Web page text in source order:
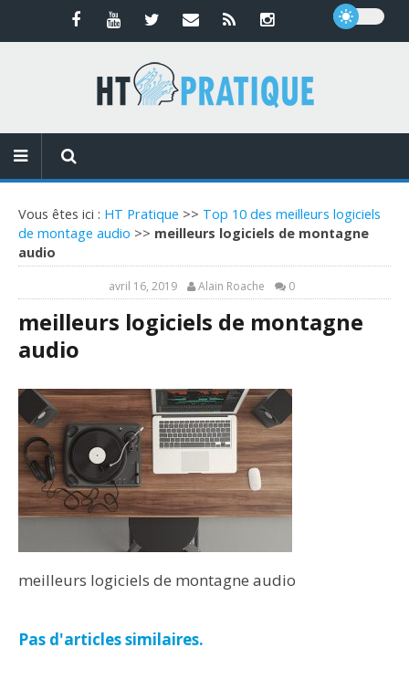
Vous êtes ici : HT Pratique >> Top 10 des meilleurs logiciels
de montage audio >> meilleurs logiciels de montagne
audio
avril 16, 2019 Alain Roache 0
meilleurs logiciels de montagne
audio
meilleurs logiciels de montagne audio
Pas d'articles similaires.